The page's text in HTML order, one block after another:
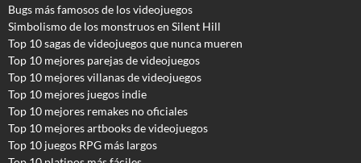
Bugs más famosos de los videojuegos
Simbolismo de los monstruos en Silent Hill
Top 10 sagas de videojuegos que nunca mueren
Top 10 mejores parejas de videojuegos
Top 10 mejores villanas de videojuegos
Top 10 mejores juegos indie
Top 10 mejores remakes no oficiales
Top 10 mejores artbooks de videojuegos
Top 10 juegos RPG más largos